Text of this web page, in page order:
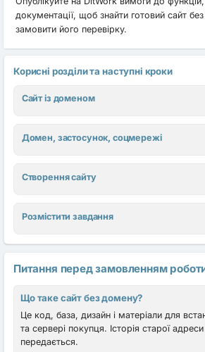
документації, щоб знайти готовий сайт
замовити його перевірку.
Корисні розділи та наступні кроки
Сайт із доменом
Домен, застосунок, соцмережі
Створення сайту
Розмістити завдання
Питання перед замовленням
Що таке сайт без домену?
Це код, база, дизайн і матеріали для
та сервері покупця. Історія старої
передається.